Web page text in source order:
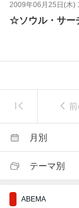
2009年06月25日(木)
☆ソウル・サー
月別
テーマ別
ABEMA